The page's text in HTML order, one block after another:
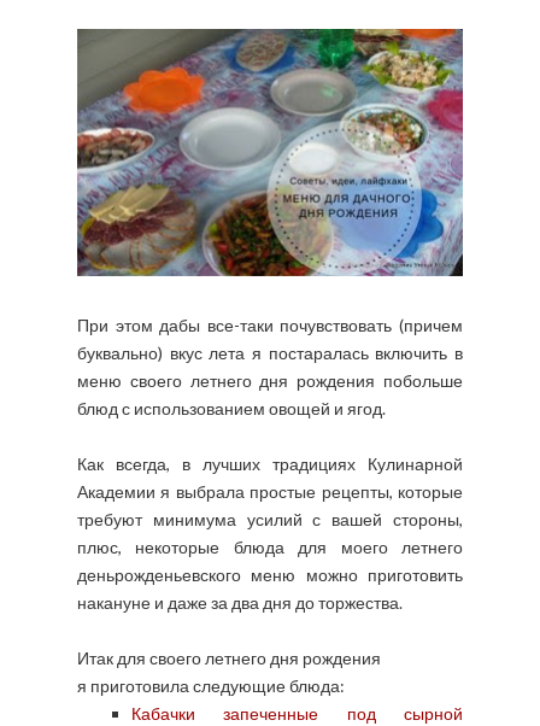
При этом дабы все-таки почувствовать (причем
буквально) вкус лета я постаралась включить в
меню своего летнего дня рождения побольше
блюд с использованием овощей и ягод.
Как всегда, в лучших традициях Кулинарной
Академии я выбрала простые рецепты, которые
требуют минимума усилий с вашей стороны,
плюс, некоторые блюда для моего летнего
деньрожденьевского меню можно приготовить
накануне и даже за два дня до торжества.
Итак для своего летнего дня рождения
я приготовила следующие блюда:
Кабачки запеченные под сырной